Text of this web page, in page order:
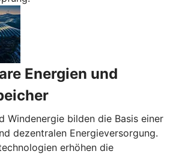
Energien und
Windenergie bilden die Basis einer
dezentralen Energieversorgung.
erhöhen die